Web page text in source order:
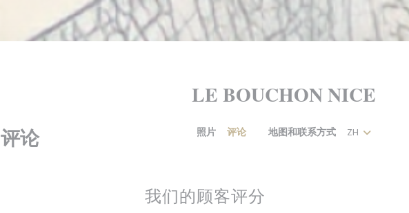
LE BOUCHON NICE
照片 评论 ((在新窗口中打开))
地图和联系方式 ZH
评论
我们的顾客评分